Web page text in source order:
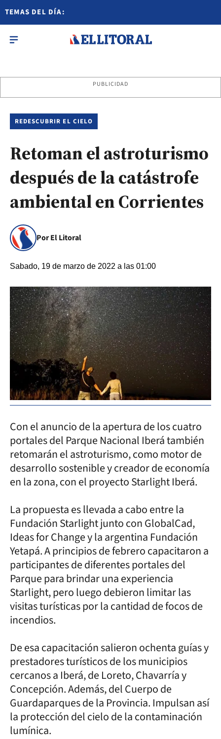
TEMAS DEL DÍA:
PUBLICIDAD
REDESCUBRIR EL CIELO
Retoman el astroturismo
después de la catástrofe
ambiental en Corrientes
Por El Litoral
Sabado, 19 de marzo de 2022 a las 01:00
Con el anuncio de la apertura de los cuatro
portales del Parque Nacional Iberá también
retomarán el astroturismo, como motor de
desarrollo sostenible y creador de economía
en la zona, con el proyecto Starlight Iberá.
La propuesta es llevada a cabo entre la
Fundación Starlight junto con GlobalCad,
Ideas for Change y la argentina Fundación
Yetapá. A principios de febrero capacitaron a
participantes de diferentes portales del
Parque para brindar una experiencia
Starlight, pero luego debieron limitar las
visitas turísticas por la cantidad de focos de
incendios.
De esa capacitación salieron ochenta guías y
prestadores turísticos de los municipios
cercanos a Iberá, de Loreto, Chavarría y
Concepción. Además, del Cuerpo de
Guardaparques de la Provincia. Impulsan así
la protección del cielo de la contaminación
lumínica.